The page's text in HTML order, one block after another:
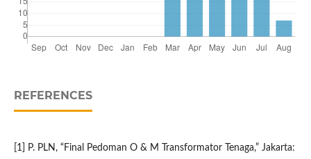
REFERENCES
[1] P. PLN, “Final Pedoman O & M Transformator Tenaga,” Jakarta: